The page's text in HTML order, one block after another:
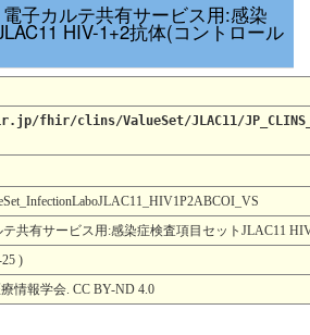
子カルテ共有サービス用:感染
HIV-1+2抗体(コントロール
fhir/clins/ValueSet/JLAC11/
共有サービス用:感染症検査項目セットJLAC11
)
療情報学会. CC BY-ND 4.0